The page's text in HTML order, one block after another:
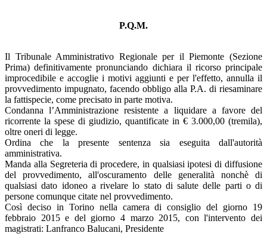
P.Q.M.
Il Tribunale Amministrativo Regionale per il Piemonte (Sezione
Prima) definitivamente pronunciando dichiara il ricorso principale
improcedibile e accoglie i motivi aggiunti e per l'effetto, annulla il
provvedimento impugnato, facendo obbligo alla P.A. di riesaminare
la fattispecie, come precisato in parte motiva.
Condanna l’Amministrazione resistente a liquidare a favore del
ricorrente la spese di giudizio, quantificate in € 3.000,00 (tremila),
oltre oneri di legge.
Ordina che la presente sentenza sia eseguita dall'autorità
amministrativa.
Manda alla Segreteria di procedere, in qualsiasi ipotesi di diffusione
del provvedimento, all'oscuramento delle generalità nonchè di
qualsiasi dato idoneo a rivelare lo stato di salute delle parti o di
persone comunque citate nel provvedimento.
Così deciso in Torino nella camera di consiglio del giorno 19
febbraio 2015 e del giorno 4 marzo 2015, con l'intervento dei
magistrati: Lanfranco Balucani, Presidente